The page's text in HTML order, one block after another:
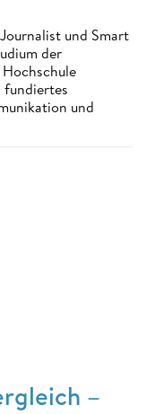
und Smart
der
und
–